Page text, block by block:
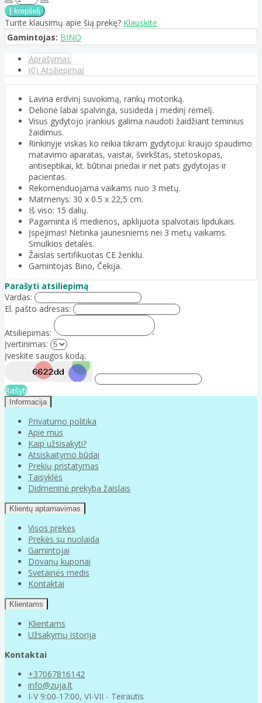
Turite klausimų apie šią prekę? Klauskite
Gamintojas: BINO
Aprašymas
(0) Atsiliepimai
Lavina erdvinį suvokimą, rankų motoriką.
Dėlionė labai spalvinga, susideda į medinį rėmelį.
Visus gydytojo įrankius galima naudoti žaidžiant teminius
žaidimus.
Rinkinyje viskas ko reikia tikram gydytojui: kraujo spaudimo
matavimo aparatas, vaistai, švirkštas, stetoskopas,
antiseptikai, kt. būtinai priedai ir net pats gydytojas ir
pacientas.
Rekomenduojama vaikams nuo 3 metų.
Matmenys: 30 x 0.5 x 22,5 cm.
Iš viso: 15 dalių.
Pagaminta iš medienos, apklijuota spalvotais lipdukais.
Įspėjimas! Netinka jaunesniems nei 3 metų vaikams.
Smulkios detalės.
Žaislas sertifikuotas CE ženklu.
Gamintojas Bino, Čekija.
Parašyti atsiliepimą
Vardas:
El. pašto adresas:
Atsiliepimas:
Įvertinimas:
Įveskite saugos kodą:
Rašyti
Informacija
Privatumo politika
Apie mus
Kaip užsisakyti?
Atsiskaitymo būdai
Prekių pristatymas
Taisyklės
Didmeninė prekyba žaislais
Klientų aptarnavimas
Visos prekės
Prekės su nuolaida
Gamintojai
Dovanų kuponai
Svetainės medis
Kontaktai
Klientams
Klientams
Užsakymų istorija
Kontaktai
+37067816142
info@zuja.lt
I-V 9:00-17:00, VI-VII - Teirautis